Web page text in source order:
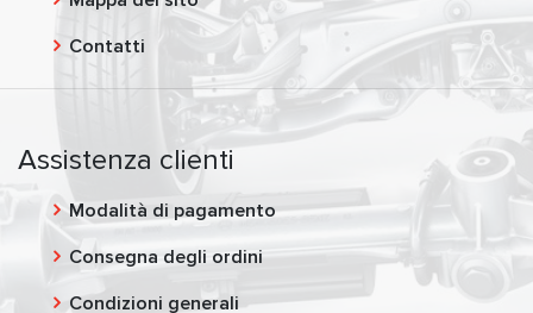
Contatti
Assistenza clienti
Modalità di pagamento
Consegna degli ordini
Condizioni generali